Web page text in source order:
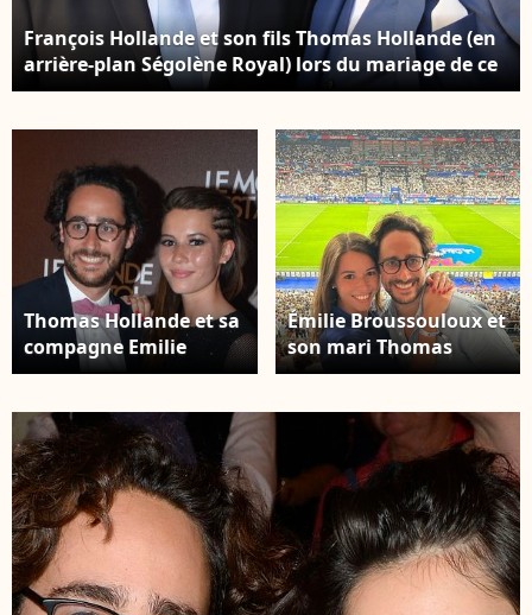
François Hollande et son fils Thomas Hollande (en
arrière-plan Ségolène Royal) lors du mariage de ce
dernier et de la journaliste Emilie Broussouloux à
Septembre 2018. © Patrick Bernard-Guillaume
Collet/BestImage
Thomas Hollande et sa
compagne Emilie
Broussouloux -
du film "Le monde est
à toi" sur la plage
Magnum lors du 71e
Festival de Cannes le
12 mai 2018. © CVS-
Veeren/Bestimage
Émilie Broussouloux et
son mari Thomas
Hollande, photo
septembre 2023.